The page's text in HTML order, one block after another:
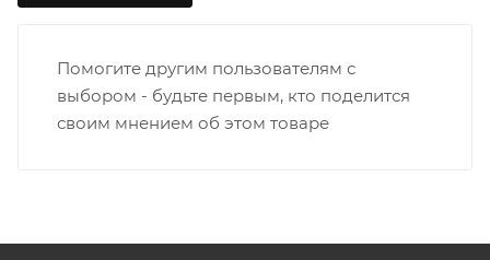
индивидуальном порядке.
В случае непредвиденных обстоятельств,
Помогите другим пользователям с
выбором - будьте первым, кто поделится
своим мнением об этом товаре